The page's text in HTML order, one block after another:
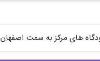
های مرکز به سمت اصفهان